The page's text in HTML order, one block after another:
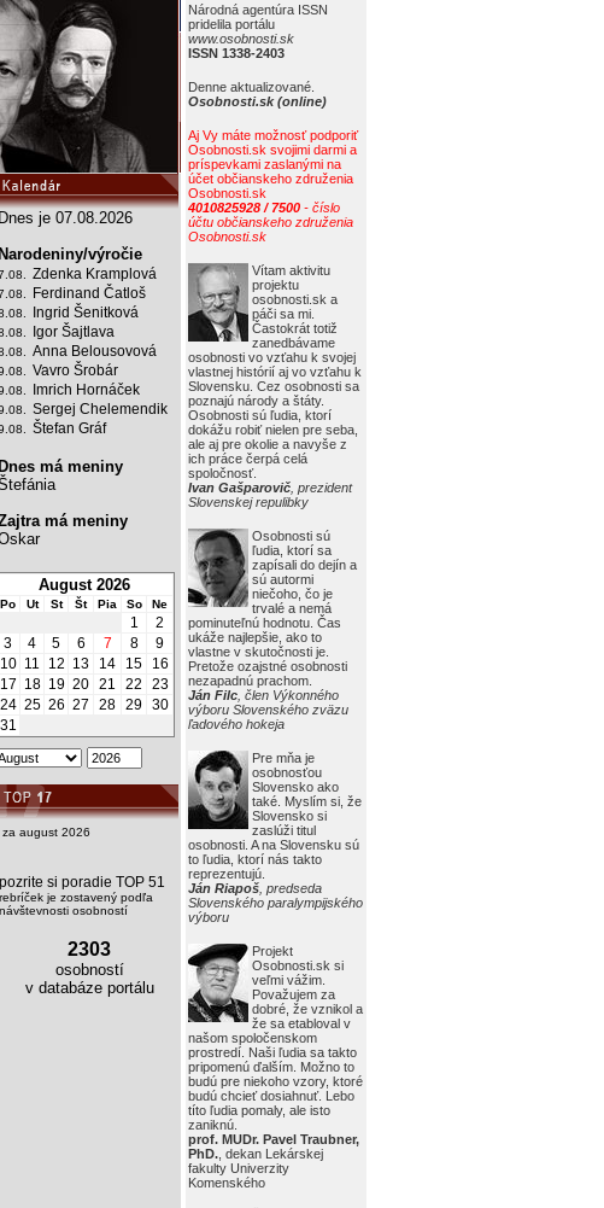
Národná agentúra ISSN
pridelila portálu
www.osobnosti.sk
ISSN 1338-2403
Denne aktualizované.
Osobnosti.sk (online)
Aj Vy máte možnosť podporiť
Osobnosti.sk svojimi darmi a
príspevkami zaslanými na
účet občianskeho združenia
Osobnosti.sk
4010825928 / 7500 - číslo
účtu občianskeho združenia
Osobnosti.sk
Vítam aktivitu
projektu
osobnosti.sk a
páči sa mi.
Častokrát totiž
zanedbávame
osobnosti vo vzťahu k svojej
vlastnej histórií aj vo vzťahu k
Slovensku. Cez osobnosti sa
poznajú národy a štáty.
Osobnosti sú ľudia, ktorí
dokážu robiť nielen pre seba,
ale aj pre okolie a navyše z
ich práce čerpá celá
spoločnosť.
Ivan Gašparovič , prezident
Slovenskej repulibky
Osobnosti sú
ľudia, ktorí sa
zapísali do dejín a
sú autormi
niečoho, čo je
trvalé a nemá
pominuteľnú hodnotu. Čas
ukáže najlepšie, ako to
vlastne v skutočnosti je.
Pretože ozajstné osobnosti
nezapadnú prachom.
Ján Filc , člen Výkonného
výboru Slovenského zväzu
ľadového hokeja
Pre mňa je
osobnosťou
Slovensko ako
také. Myslím si, že
Slovensko si
zaslúži titul
osobnosti. A na Slovensku sú
to ľudia, ktorí nás takto
reprezentujú.
Ján Riapoš , predseda
Slovenského paralympijského
výboru
Projekt
Osobnosti.sk si
veľmi vážim.
Považujem za
dobré, že vznikol a
že sa etabloval v
našom spoločenskom
prostredí. Naši ľudia sa takto
pripomenú ďalším. Možno to
budú pre niekoho vzory, ktoré
budú chcieť dosiahnuť. Lebo
títo ľudia pomaly, ale isto
zaniknú.
prof. MUDr. Pavel Traubner,
PhD. , dekan Lekárskej
fakulty Univerzity
Komenského
je 07.08.2026
výročie
Zdenka Kramplová
Ferdinand Čatloš
Ingrid Šenitková
Igor Šajtlava
Anna Belousovová
Vavro Šrobár
Imrich Hornáček
Sergej Chelemendik
Štefan Gráf
Dnes má meniny
má meniny
August 2026
Po Ut St Št Pia So Ne
1
2
3
4 5 6 7 8
9
10 11 12 13 14 15
16
17 18 19 20 21 22
23
24 25 26 27 28 29 30
31
august 2026
pozrite si poradie TOP 51
je zostavený podľa
osobností
2303
osobností
v databáze portálu